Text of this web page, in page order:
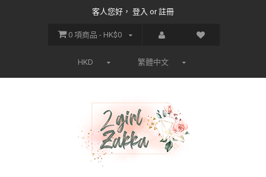
客人您好， 登入 or註冊
0 項商品 - HK$0
HKD 繁體中文